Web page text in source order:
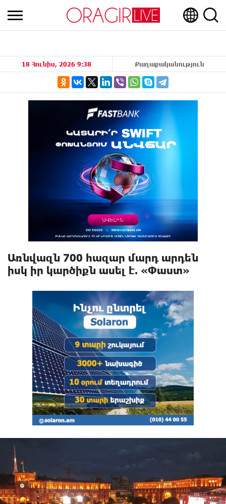
18 Հունիս, 2026 9:38 Քաղաքականություն
Առնվազն 700 հազար մարդ արդեն
իսկ իր կարծիքն ասել է. «Փաստ»